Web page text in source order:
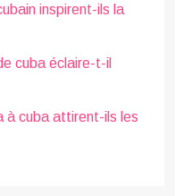
inspirent-ils la
cuba éclaire-t-il
à cuba attirent-ils les